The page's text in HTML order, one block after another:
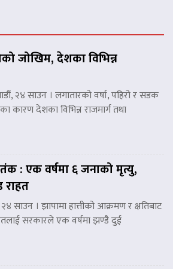
जोखिम, देशका विभिन्न
२४ साउन । लगातारको वर्षा, पहिरो र सडक
कारण देशका विभिन्न राजमार्ग तथा
: एक वर्षमा ६ जनाको मृत्यु,
राहत
साउन । झापामा हात्तीको आक्रमण र क्षतिबाट
सरकारले एक वर्षमा झण्डै दुई